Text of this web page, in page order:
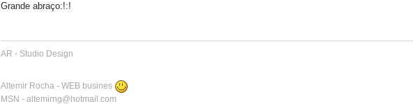
Grande abraço:!:!
AR - Studio Design
Altemir Rocha - WEB busines
MSN - altemirng@hotmail.com